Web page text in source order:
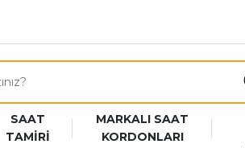
SAAT
TAMİRİ
MARKALI SAAT
KORDONLARI